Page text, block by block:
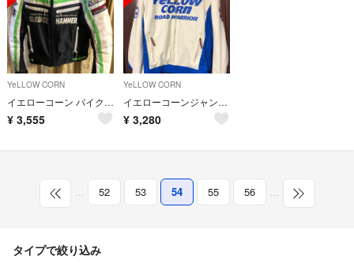
YeLLOW CORN
イエローコーン バイクジャケット
¥ 3,555
YeLLOW CORN
イエローコーンジャンバー
¥ 3,280
… 52 53 54 55 56 …
タイプで絞り込み